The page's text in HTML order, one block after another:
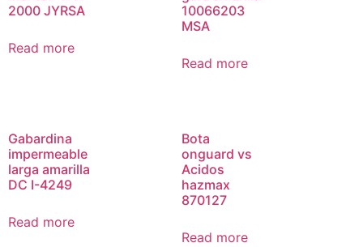
2000 JYRSA
Read more
10066203
MSA
Read more
Gabardina
impermeable
larga amarilla
DC I-4249
Read more
Bota
onguard vs
Acidos
hazmax
870127
Read more